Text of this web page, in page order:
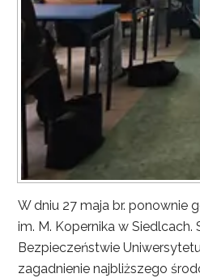
W dniu 27 maja br. ponownie
im. M. Kopernika w
Bezpieczeństwie
zagadnienie najbliższego